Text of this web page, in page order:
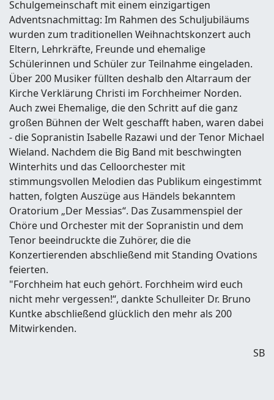
Schulgemeinschaft mit einem einzigartigen
Adventsnachmittag: Im Rahmen des Schuljubiläums
wurden zum traditionellen Weihnachtskonzert auch
Eltern, Lehrkräfte, Freunde und ehemalige
Schülerinnen und Schüler zur Teilnahme eingeladen.
Über 200 Musiker füllten deshalb den Altarraum der
Kirche Verklärung Christi im Forchheimer Norden.
Auch zwei Ehemalige, die den Schritt auf die ganz
großen Bühnen der Welt geschafft haben, waren dabei
- die Sopranistin Isabelle Razawi und der Tenor Michael
Wieland. Nachdem die Big Band mit beschwingten
Winterhits und das Celloorchester mit
stimmungsvollen Melodien das Publikum eingestimmt
hatten, folgten Auszüge aus Händels bekanntem
Oratorium „Der Messias“. Das Zusammenspiel der
Chöre und Orchester mit der Sopranistin und dem
Tenor beeindruckte die Zuhörer, die die
Konzertierenden abschließend mit Standing Ovations
feierten.
"Forchheim hat euch gehört. Forchheim wird euch
nicht mehr vergessen!“, dankte Schulleiter Dr. Bruno
Kuntke abschließend glücklich den mehr als 200
Mitwirkenden.
SB